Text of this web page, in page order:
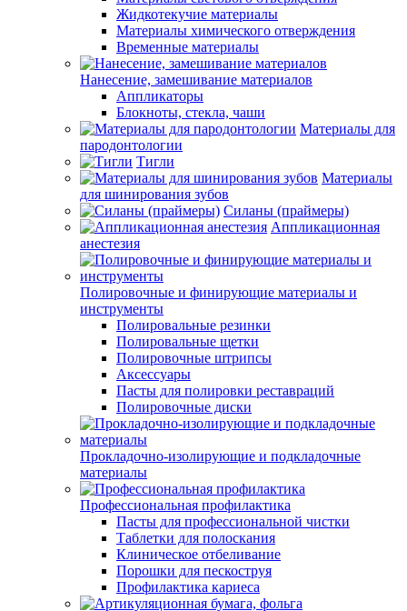
Жидкотекучие материалы
Материалы химического отверждения
Временные материалы
Нанесение, замешивание материалов
Аппликаторы
Блокноты, стекла, чаши
Материалы для
пародонтологии
Тигли
Материалы
для шинирования зубов
Силаны (праймеры)
Аппликационная
анестезия
Полировочные и финирующие материалы и
инструменты
Полировальные резинки
Полировальные щетки
Полировочные штрипсы
Аксессуары
Пасты для полировки реставраций
Полировочные диски
Прокладочно-изолирующие и подкладочные
материалы
Профессиональная профилактика
Пасты для профессиональной чистки
Таблетки для полоскания
Клиническое отбеливание
Порошки для пескоструя
Профилактика кариеса